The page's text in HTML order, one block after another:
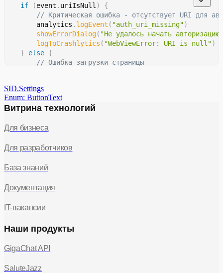
if
(event . uriIsNull )
{
// Критическая ошибка - отсутствует URI для
        analytics
. logEvent ( "auth_uri_missing")
showErrorDialog( "Не удалось начать авторизацию"
logToCrashlytics ( "WebViewError: URI is null")
}
else {
// Ошибка загрузки страницы
))
        showRetryDialog
retryAuthWithAlternativeMethod
}
SID.Settings
Enum: ButtonText
Витрина технологий
Для бизнеса
Для разработчиков
База знаний
Документация
IT-вакансии
Наши продукты
GigaChat API
SaluteJazz